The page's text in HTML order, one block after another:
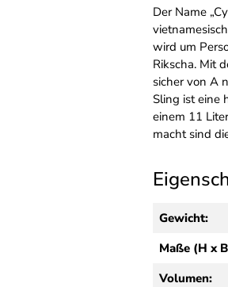
Der Name
wird um
Rikscha. Mit
sicher von A
Sling ist eine
einem 11
macht sind
Gewicht:
Maße (H x
Volumen: